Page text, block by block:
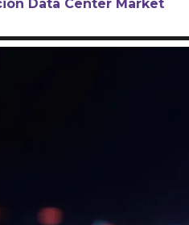
Data Center Market